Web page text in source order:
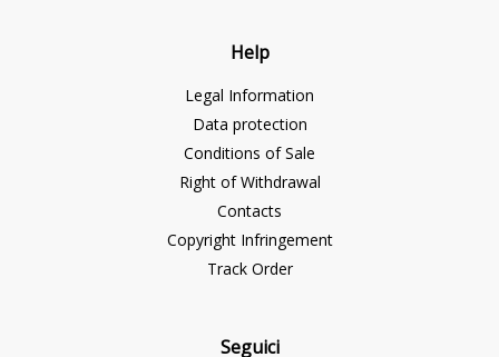
Help
Legal Information
Data protection
Conditions of Sale
Right of Withdrawal
Contacts
Copyright Infringement
Track Order
Seguici